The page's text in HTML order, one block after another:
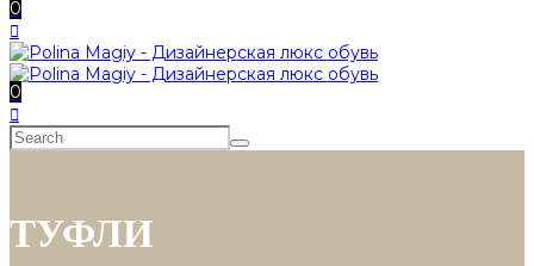
0
0
ТУФЛИ